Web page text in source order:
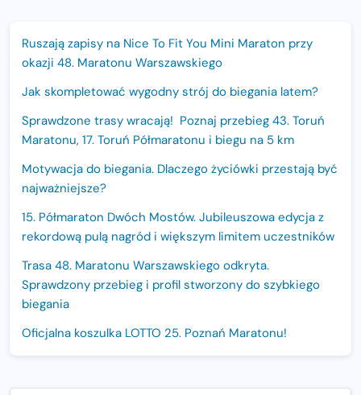
Ruszają zapisy na Nice To Fit You Mini Maraton przy
okazji 48. Maratonu Warszawskiego
Jak skompletować wygodny strój do biegania latem?
Sprawdzone trasy wracają! Poznaj przebieg 43. Toruń
Maratonu, 17. Toruń Półmaratonu i biegu na 5 km
Motywacja do biegania. Dlaczego życiówki przestają być
najważniejsze?
15. Półmaraton Dwóch Mostów. Jubileuszowa edycja z
rekordową pulą nagród i większym limitem uczestników
Trasa 48. Maratonu Warszawskiego odkryta.
Sprawdzony przebieg i profil stworzony do szybkiego
biegania
Oficjalna koszulka LOTTO 25. Poznań Maratonu!